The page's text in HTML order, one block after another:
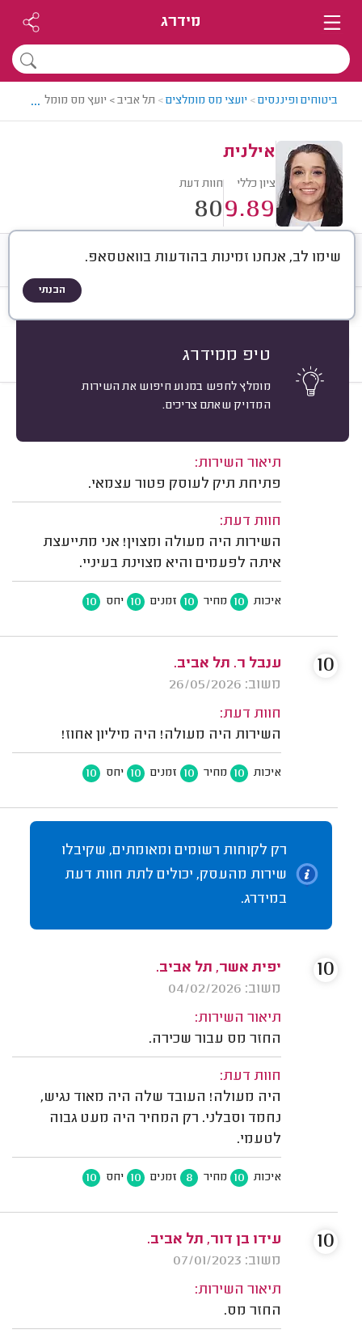
מידרג
ביטוחים ופיננסים> יועצי מס מומלצים> תל אביב > יועץ מס מומלץ -
...
אילנית
ציון כללי
9.89
חוות דעת
80
שימו לב, אנחנו זמינות בהודעות בוואטסאפ.
הבנתי
טיפ ממידרג
מומלץ לחפש במנוע חיפוש את השירות
המדויק שאתם צריכים.
חוות דעת ממוצע רישוי ותעודות
סוג העסק
אלינה ורשבסקי, תל אביב.
תיאור השירות:
פתיחת תיק לעוסק פטור עצמאי.
חוות דעת:
השירות היה מעולה ומצוין! אני מתייעצת
איתה לפעמים והיא מצוינת בעיניי.
איכות 10 מחיר 10 זמנים 10 יחס 10
ענבל ר. תל אביב.
משוב: 26/05/2026
חוות דעת:
השירות היה מעולה! היה מיליון אחוז!
איכות 10 מחיר 10 זמנים 10 יחס 10
10
רק לקוחות רשומים ומאומתים, שקיבלו
שירות מהעסק, יכולים לתת חוות דעת
במידרג.
יפית אשר, תל אביב.
משוב: 04/02/2026
תיאור השירות:
החזר מס עבור שכירה.
חוות דעת:
היה מעולה! העובד שלה היה מאוד נגיש,
נחמד וסבלני. רק המחיר היה מעט גבוה
לטעמי.
איכות 10 מחיר 8 זמנים 10 יחס 10
10
עידו בן דור, תל אביב.
משוב: 07/01/2023
תיאור השירות:
החזר מס.
10